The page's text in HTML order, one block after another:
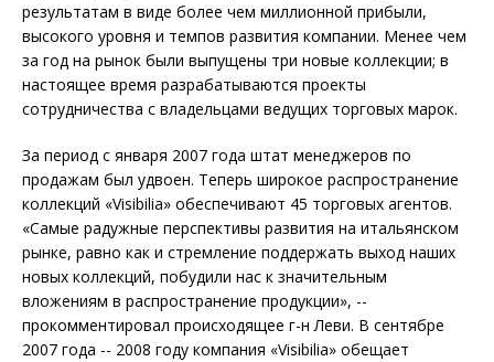
результатам в виде более чем миллионной прибыли,
высокого уровня и темпов развития компании. Менее чем
за год на рынок были выпущены три новые коллекции; в
настоящее время разрабатываются проекты
сотрудничества с владельцами ведущих торговых марок.
За период с января 2007 года штат менеджеров по
продажам был удвоен. Теперь широкое распространение
коллекций «Visibilia» обеспечивают 45 торговых агентов.
«Самые радужные перспективы развития на итальянском
рынке, равно как и стремление поддержать выход наших
новых коллекций, побудили нас к значительным
вложениям в распространение продукции», --
прокомментировал происходящее г-н Леви. В сентябре
2007 года -- 2008 году компания «Visibilia» обещает